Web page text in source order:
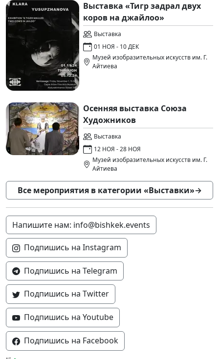
Выставка «Тигр задрал двух
коров на джайлоо»
Выставка
01 НОЯ - 10 ДЕК
Музей изобразительных искусств им. Г.
Айтиева
Осенняя выставка Союза
Художников
Выставка
12 НОЯ - 28 НОЯ
Музей изобразительных искусств им. Г.
Айтиева
Все мероприятия в категории «Выставки»→
Напишите нам: info@bishkek.events
Подпишись на Instagram
Подпишись на Telegram
Подпишись на Twitter
Подпишись на Youtube
Подпишись на Facebook